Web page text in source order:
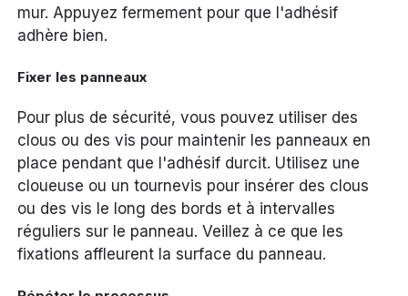
mur. Appuyez fermement pour que l'adhésif
adhère bien.
Fixer les panneaux
Pour plus de sécurité, vous pouvez utiliser des
clous ou des vis pour maintenir les panneaux en
place pendant que l'adhésif durcit. Utilisez une
cloueuse ou un tournevis pour insérer des clous
ou des vis le long des bords et à intervalles
réguliers sur le panneau. Veillez à ce que les
fixations affleurent la surface du panneau.